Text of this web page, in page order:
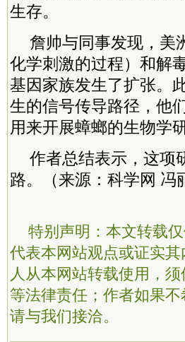
生存。
詹帅与同事发现，美
化学刺激的过程）和解
基因家族发生了扩张。
生的信号传导路径，他
用来开展蟑螂的生物学研
作者总结表示，这项
路。（来源：科学网 冯
特别声明：本文转载
代表本网站观点或证实
人从本网站转载使用，
等法律责任；作者如果
请与我们接洽。